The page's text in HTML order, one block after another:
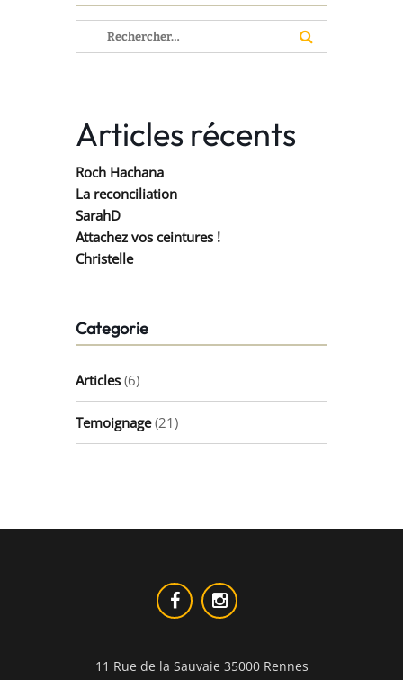
Rechercher :
Articles récents
Roch Hachana
La reconciliation
SarahD
Attachez vos ceintures !
Christelle
Categorie
Articles (6)
Temoignage(21)
11 Rue de la Sauvaie 35000 Rennes